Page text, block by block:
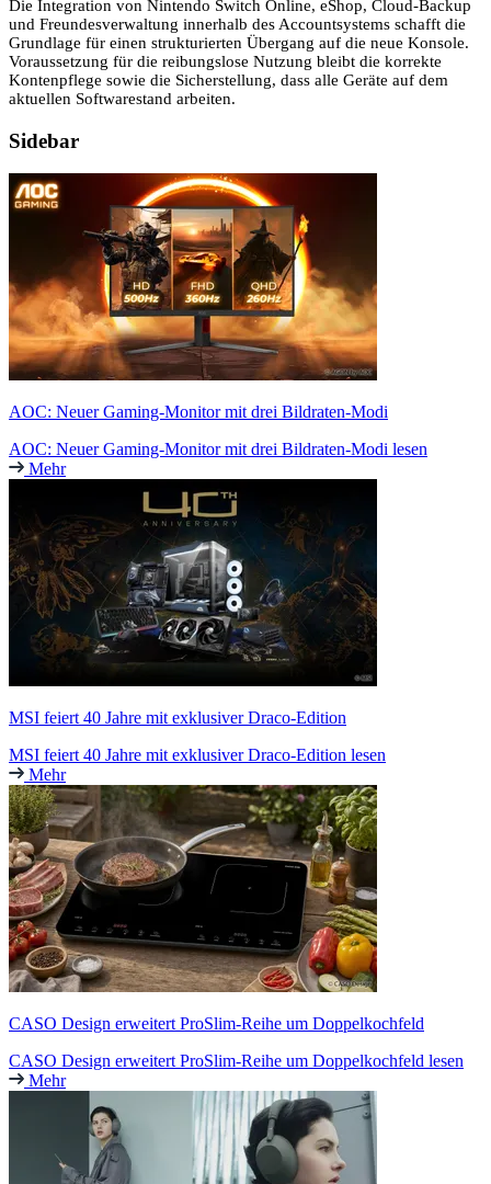
Die Integration von Nintendo Switch Online, eShop, Cloud-Backup
und Freundesverwaltung innerhalb des Accountsystems schafft die
Grundlage für einen strukturierten Übergang auf die neue Konsole.
Voraussetzung für die reibungslose Nutzung bleibt die korrekte
Kontenpflege sowie die Sicherstellung, dass alle Geräte auf dem
aktuellen Softwarestand arbeiten.
Sidebar
AOC: Neuer Gaming-Monitor mit drei Bildraten-Modi
AOC: Neuer Gaming-Monitor mit drei Bildraten-Modi lesen
Mehr
MSI feiert 40 Jahre mit exklusiver Draco-Edition
MSI feiert 40 Jahre mit exklusiver Draco-Edition lesen
Mehr
CASO Design erweitert ProSlim-Reihe um Doppelkochfeld
CASO Design erweitert ProSlim-Reihe um Doppelkochfeld lesen
Mehr